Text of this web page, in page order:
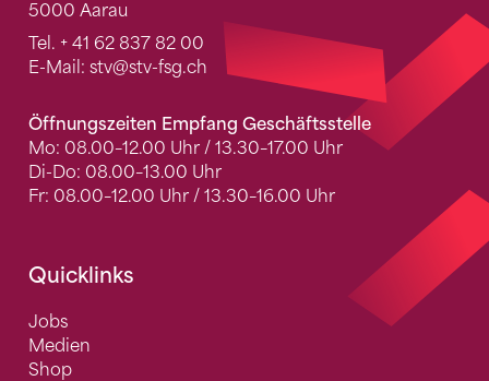
5000 Aarau
Tel. + 41 62 837 82 00
E-Mail: stv@stv-fsg.ch
Öffnungszeiten Empfang Geschäftsstelle
Mo: 08.00–12.00 Uhr / 13.30–17.00 Uhr
Di-Do: 08.00–13.00 Uhr
Fr: 08.00–12.00 Uhr / 13.30–16.00 Uhr
Quicklinks
Jobs
Medien
Shop